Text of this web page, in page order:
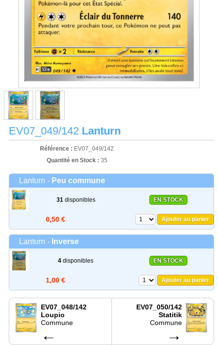
EV07_049/142 Lanturn
Référence : EV07_049/142
Quantité en Stock : 35
Lanturn - Peu commune
31disponibles EN STOCK
0,50 € Ajouter au panier
Lanturn - Inverse
4 disponibles EN STOCK
1,00 € Ajouter au panier
EV07_048/142
Loupio
Commune
←
EV07_050/142
Statitik
Commune
→